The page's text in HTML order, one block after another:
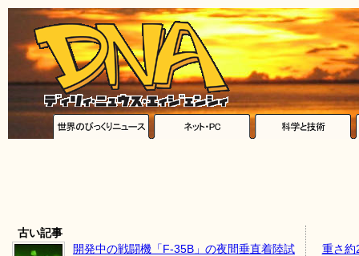
古い記事
開発中の戦闘機「F-35B」の夜間垂直着陸試
重さ約